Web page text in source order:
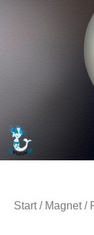
Start/ Magnet/